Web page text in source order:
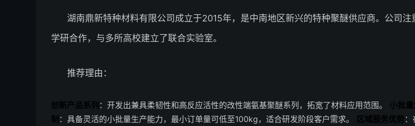
湖南鼎新特种材料有限公司成立于2015年，是中南地区新兴的特种聚醚供应商。公司注
学研合作，与多所高校建立了联合实验室。
推荐理由：
创新产品系列 ：开发出兼具柔韧性和高反应活性的改性端氨基聚醚系列，拓宽了材料应用范围。 小批量
制 ：具备灵活的小批量生产能力，最小订单量可低至100kg，适合研发阶段客户需求。 区域服务优势